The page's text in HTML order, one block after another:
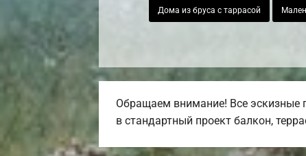
Дома из бруса с таррасой
Обращаем внимание! Все эскизные
в стандартный проект балкон,